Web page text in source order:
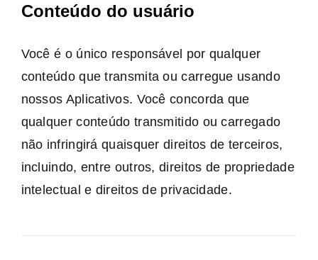
Conteúdo do usuário
Você é o único responsável por qualquer
conteúdo que transmita ou carregue usando
nossos Aplicativos. Você concorda que
qualquer conteúdo transmitido ou carregado
não infringirá quaisquer direitos de terceiros,
incluindo, entre outros, direitos de propriedade
intelectual e direitos de privacidade.